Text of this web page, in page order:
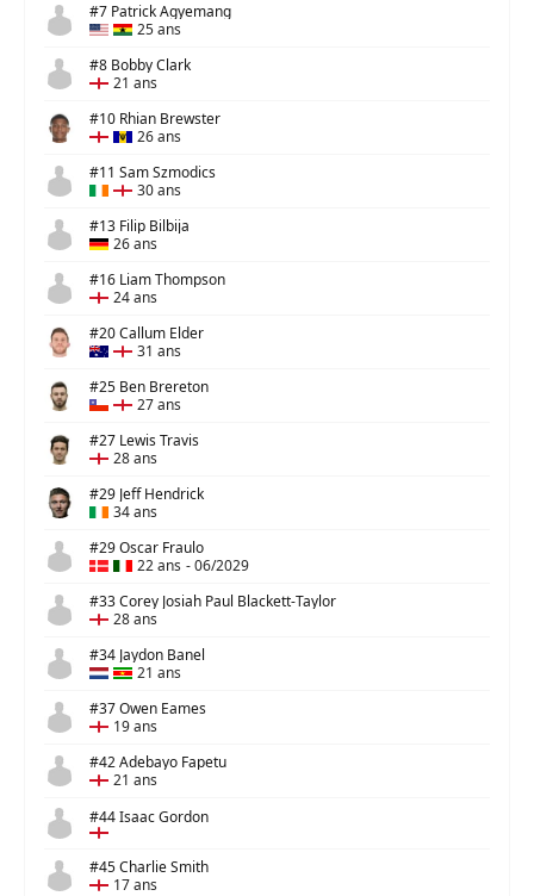
#7 Patrick Agyemang
25 ans
#8 Bobby Clark
21 ans
#10 Rhian Brewster
26 ans
#11 Sam Szmodics
30 ans
#13 Filip Bilbija
26 ans
#16 Liam Thompson
24 ans
#20 Callum Elder
31 ans
#25 Ben Brereton
27 ans
#27 Lewis Travis
28 ans
#29 Jeff Hendrick
34 ans
#29 Oscar Fraulo
22 ans -06/2029
#33 Corey Josiah Paul Blackett-Taylor
28 ans
#34 Jaydon Banel
21 ans
#37 Owen Eames
19 ans
#42 Adebayo Fapetu
21 ans
#44 Isaac Gordon
#45 Charlie Smith
17 ans